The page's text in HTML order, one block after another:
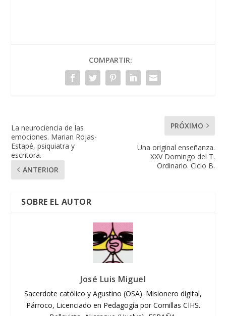
COMPARTIR:
La neurociencia de las
emociones. Marian Rojas-
Estapé, psiquiatra y
escritora.
ANTERIOR
PRÓXIMO
Una original enseñanza.
XXV Domingo del T.
Ordinario. Ciclo B.
SOBRE EL AUTOR
José Luis Miguel
Sacerdote católico y Agustino (OSA). Misionero digital,
Párroco, Licenciado en Pedagogía por Comillas CIHS.